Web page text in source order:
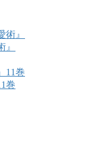
巻